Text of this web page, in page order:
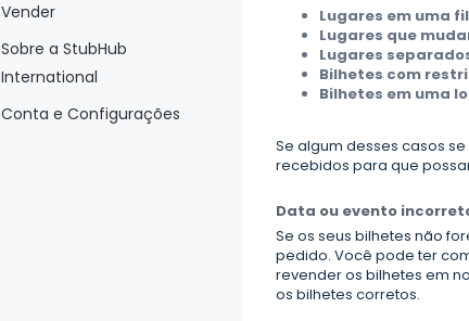
Vender
Sobre a StubHub
International
Conta e Configurações
Lugares em uma
Lugares que
Lugares
Bilhetes com
Bilhetes em uma
Se algum desses casos
recebidos para que
Data ou evento
Se os seus bilhetes não
pedido. Você pode ter
revender os bilhetes em
os bilhetes corretos.